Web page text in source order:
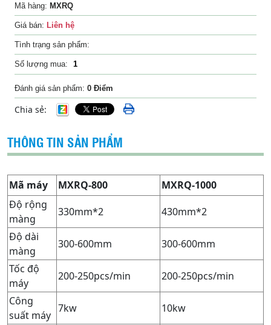
Mã hàng: MXRQ
Giá bán: Liên hệ
Tình trạng sản phẩm:
Số lượng mua:
Đánh giá sản phẩm: 0 Điểm
Chia sẻ:
THÔNG TIN SẢN PHẨM
Mã máy MXRQ-800
MXRQ-1000
Độ rộng
màng
330mm*2
430mm*2
Độ dài
màng
300-600mm
300-600mm
Tốc độ
máy
200-250pcs/min
200-250pcs/min
Công
suất máy
7kw
10kw